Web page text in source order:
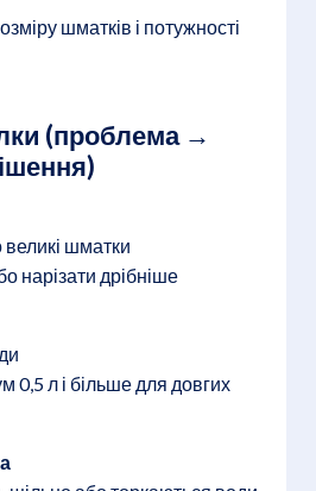
шматків і потужності
(проблема →
шматки
нарізати дрібніше
0,5 л і більше для довгих